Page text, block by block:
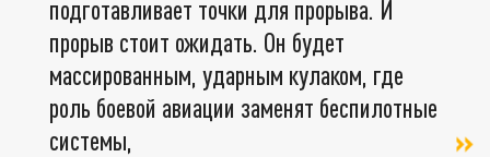
подготавливает точки для прорыва. И
прорыв стоит ожидать. Он будет
массированным, ударным кулаком, где
роль боевой авиации заменят беспилотные
системы,